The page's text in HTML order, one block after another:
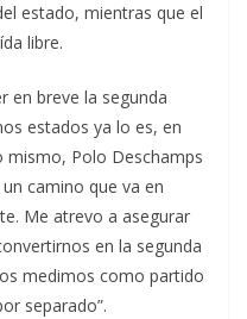
estado, mientras que el
libre.
en breve la segunda
estados ya lo es, en
mismo, Polo Deschamps
camino que va en
Me atrevo a asegurar
en la segunda
medimos como partido
separado”.